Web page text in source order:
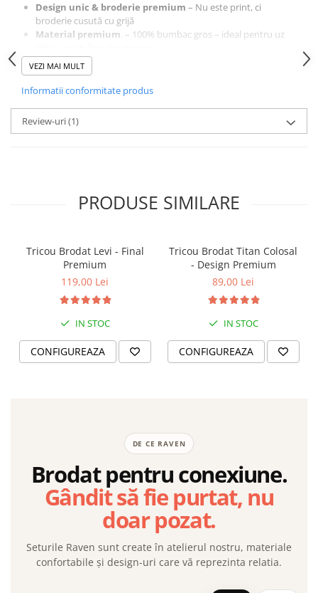
Design unic & broderie premium – Nu este print, ci
broderie cusută cu grijă
Material premium – 100% bumbac gros – ideal pentru uz
Cadou ideal pentru fani anime
cu o piesă de colecție
Comandă acum și poartă un design original, creat cu
atenție la detalii
VEZI MAI MULT
Informatii conformitate produs
Review-uri(1)
PRODUSE SIMILARE
Tricou Brodat Levi - Final
Premium
119,00 Lei
IN STOC
CONFIGUREAZA
Tricou Brodat Titan Colosal
- Design Premium
89,00 Lei
IN STOC
CONFIGUREAZA
DE CE RAVEN
Brodat pentru conexiune.
Gândit să fie purtat, nu
doar pozat.
Seturile Raven sunt create în atelierul nostru, materiale
confortabile și design-uri care vă reprezinta relatia.